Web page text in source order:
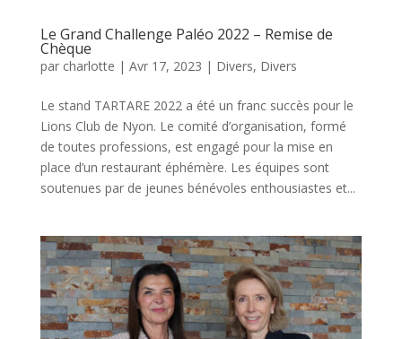
Le Grand Challenge Paléo 2022 – Remise de
Chèque
par charlotte | Avr 17, 2023 | Divers, Divers
Le stand TARTARE 2022 a été un franc succès pour le
Lions Club de Nyon. Le comité d’organisation, formé
de toutes professions, est engagé pour la mise en
place d’un restaurant éphémère. Les équipes sont
soutenues par de jeunes bénévoles enthousiastes et...